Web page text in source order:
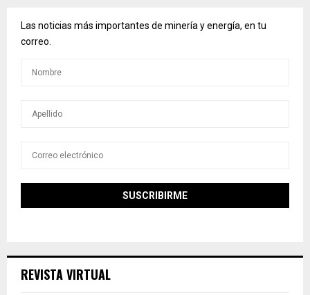
Las noticias más importantes de minería y energía, en tu
correo.
REVISTA VIRTUAL